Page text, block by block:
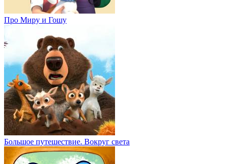
Про Миру и Гошу
Большое путешествие. Вокруг света